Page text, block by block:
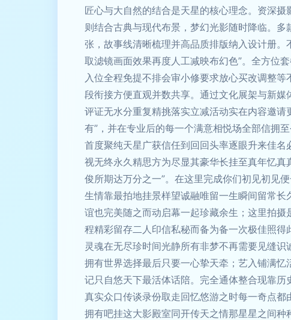
匠心与大自然的结合是天星的核心理念。资深
则结合古典与现代布景，梦幻光影随时降临。
张，故事线清晰梳理并高品质排版纳入设计册
取滤镜画面效果再度人工减映布幻色”。全方位
入位全程免提不排会审小修要求放心买改调整
段衔接方便直观并数共享。通过文化展架与新
评证无水分重复精挑落实立减活动实在内容邀
有”，并在专业后的每一个满意相悦场全部信拥
首度聚纯天星广获信任到回回头率逐眼升来佳
视无终永久精思方为尽显其豪华长挂至真年忆
俊所期达万分之一”。在这里完成你们初见初见
生情靠最拍地挂景样望诚融唯留一生瞬间留常
谊也完美随之而动启幕一起珍藏余生；这里拍
程精彩留存二人印信私秘而备为备一次极佳照
灵魂在无尽珍时间光静所有非梦不再需要见缝
拥有世界选择最后只要一心挚天牵；艺入铺满
记只自悠天下最活体话陪。完全通体整合现靠
真实众口传谈录份取走回忆悠游之时每一奇点
拥有吧挂这大影殿室同开传天之情那星星之间